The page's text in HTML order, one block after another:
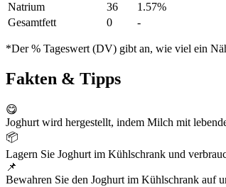
Natrium
36
1.57%
Gesamtfett
0 -
*Der % Tageswert (DV) gibt an, wie viel ein
Fakten & Tipps
😋
Joghurt wird hergestellt, indem Milch mit
📦
Lagern Sie Joghurt im Kühlschrank und
📌
Bewahren Sie den Joghurt im Kühlschrank auf